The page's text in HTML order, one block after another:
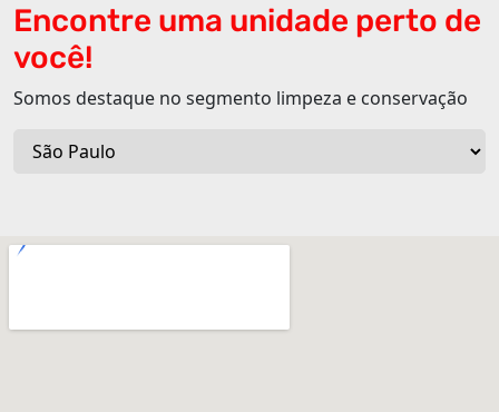
Encontre uma unidade perto de
você!
Somos destaque no segmento limpeza e conservação